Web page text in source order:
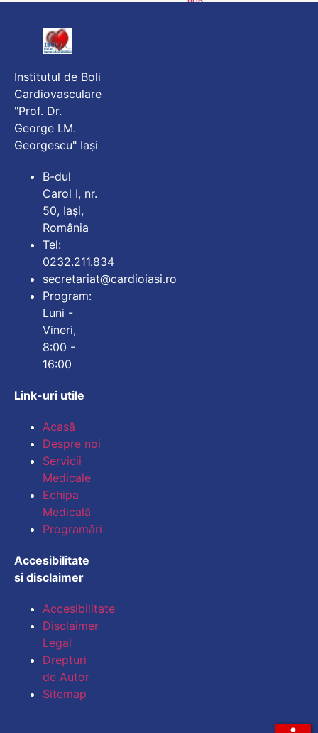
Institutul de Boli
Cardiovasculare
"Prof. Dr.
George I.M.
Georgescu" Iași
B-dul
Carol I, nr.
50, Iași,
România
Tel:
0232.211.834
secretariat@cardioiasi.ro
Program:
Luni -
Vineri,
8:00 -
16:00
Link-uri utile
Acasă
Despre noi
Servicii
Medicale
Echipa
Medicală
Programări
Accesibilitate
si disclaimer
Accesibilitate
Disclaimer
Legal
Drepturi
de Autor
Sitemap